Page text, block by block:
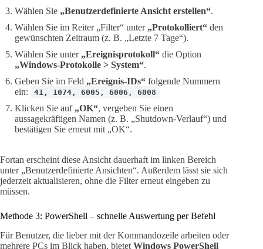
Wählen Sie „Benutzerdefinierte Ansicht erstellen“.
Wählen Sie im Reiter „Filter“ unter „Protokolliert“ den
gewünschten Zeitraum (z. B. „Letzte 7 Tage“).
Wählen Sie unter „Ereignisprotokoll“ die Option
„Windows-Protokolle > System“.
Geben Sie im Feld „Ereignis-IDs“ folgende Nummern
ein:
41, 1074, 6005, 6006, 6008
Klicken Sie auf „OK“, vergeben Sie einen
aussagekräftigen Namen (z. B. „Shutdown-Verlauf“) und
bestätigen Sie erneut mit „OK“.
Fortan erscheint diese Ansicht dauerhaft im linken Bereich
unter „Benutzerdefinierte Ansichten“. Außerdem lässt sie sich
jederzeit aktualisieren, ohne die Filter erneut eingeben zu
müssen.
Methode 3: PowerShell – schnelle Auswertung per Befehl
Für Benutzer, die lieber mit der Kommandozeile arbeiten oder
mehrere PCs im Blick haben, bietet Windows PowerShell